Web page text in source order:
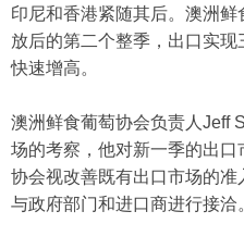
印尼和香港紧随其后。澳洲
放后的第二个整季，出口实
快速增高。
澳洲鲜食葡萄协会负责人Jeff
场的考察，他对新一季的出
协会视改善既有出口市场的
与政府部门和进口商进行接洽